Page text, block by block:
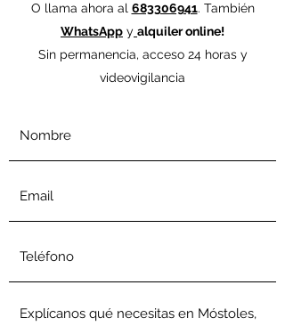
O llama ahora al 683306941. También
WhatsApp y alquiler online!
Sin permanencia, acceso 24 horas y
videovigilancia